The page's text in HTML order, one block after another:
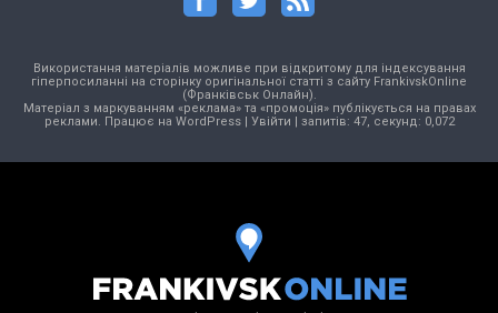
Використання матеріалів можливе при відкритому для індексування
гіперпосиланні на сторінку оригінальної статті з сайту FrankivskOnline
(Франківськ Онлайн).
Матеріал з маркуванням «реклама» та «промоція» публікується на правах
реклами. Працює на WordPress| Увійти | запитів: 47, секунд: 0,072